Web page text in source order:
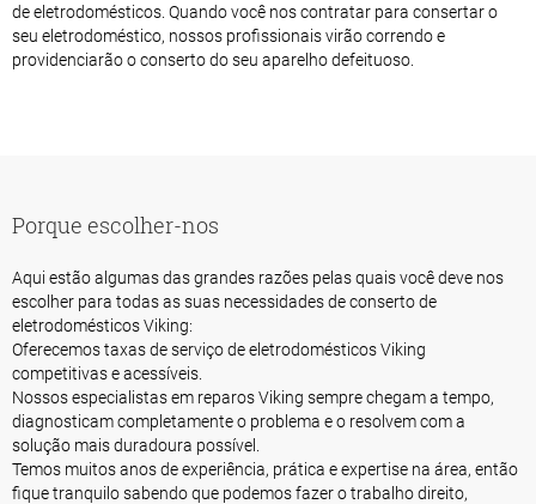
de eletrodomésticos. Quando você nos contratar para consertar o
seu eletrodoméstico, nossos profissionais virão correndo e
providenciarão o conserto do seu aparelho defeituoso.
Porque escolher-nos
Aqui estão algumas das grandes razões pelas quais você deve nos
escolher para todas as suas necessidades de conserto de
eletrodomésticos Viking:
Oferecemos taxas de serviço de eletrodomésticos Viking
competitivas e acessíveis.
Nossos especialistas em reparos Viking sempre chegam a tempo,
diagnosticam completamente o problema e o resolvem com a
solução mais duradoura possível.
Temos muitos anos de experiência, prática e expertise na área, então
fique tranquilo sabendo que podemos fazer o trabalho direito,